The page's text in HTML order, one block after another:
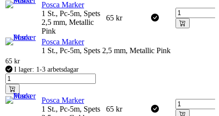
Posca Marker
1 St., Pc-5m, Spets
2,5 mm, Metallic
Pink
65 kr
Posca Marker
1 St., Pc-5m, Spets 2,5 mm, Metallic Pink
65 kr
I lager: 1-3 arbetsdagar
Posca Marker
1 St., Pc-5m, Spets
65 kr